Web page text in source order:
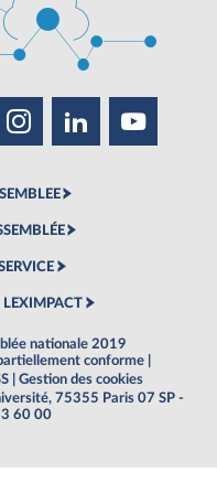
nationale 2019
conforme
Gestion des cookies
75355 Paris 07 SP -
60 00